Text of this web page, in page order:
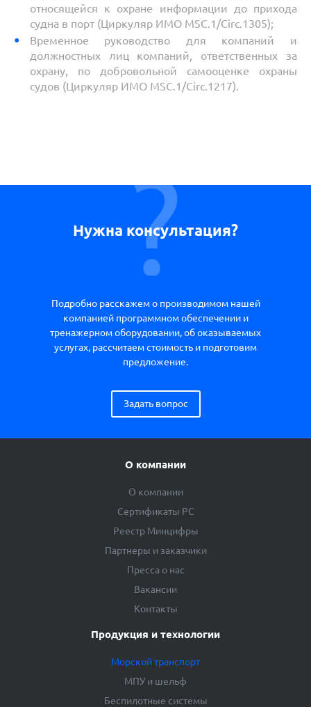
относящейся к охране информации до прихода
судна в порт (Циркуляр ИМО MSC.1/Circ.1305);
Временное руководство для компаний и
должностных лиц компаний, ответственных за
охрану, по добровольной самооценке охраны
судов (Циркуляр ИМО MSC.1/Circ.1217).
Нужна консультация?
Подробно расскажем о производимом нашей
компанией программном обеспечении и
тренажерном оборудовании, об оказываемых
услугах, рассчитаем стоимость и подготовим
предложение.
Задать вопрос
О компании
О компании
Сертификаты РС
Реестр Минцифры
Партнеры и заказчики
Пресса о нас
Вакансии
Контакты
Продукция и технологии
Морской транспорт
МПУ и шельф
Беспилотные системы